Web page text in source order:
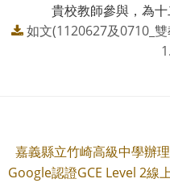
貴校教師參與，為
如文(1120627及0710_
嘉義縣立竹崎高級中學辦
Google認證GCE Level 2線